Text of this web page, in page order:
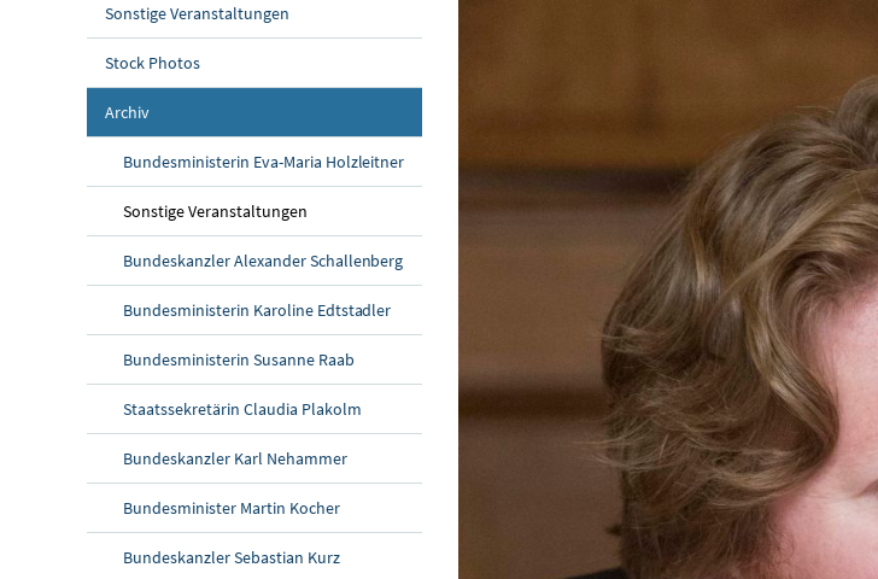
Sonstige Veranstaltungen
Stock Photos
Archiv
Bundesministerin Eva-Maria Holzleitner
Sonstige Veranstaltungen
Bundeskanzler Alexander Schallenberg
Bundesministerin Karoline Edtstadler
Bundesministerin Susanne Raab
Staatssekretärin Claudia Plakolm
Bundeskanzler Karl Nehammer
Bundesminister Martin Kocher
Bundeskanzler Sebastian Kurz